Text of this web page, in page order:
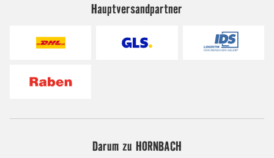
Hauptversandpartner
Darum zu HORNBACH